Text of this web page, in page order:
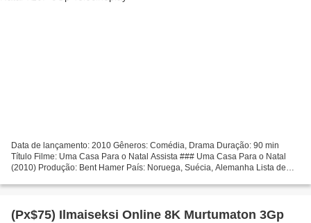
Data de lançamento: 2010 Gêneros: Comédia, Drama Duração: 90 min
Título Filme: Uma Casa Para o Natal Assista ### Uma Casa Para o Natal
(2010) Produção: Bent Hamer País: Noruega, Suécia, Alemanha Lista de
(Px$75) Ilmaiseksi Online 8K Murtumaton 3Gp